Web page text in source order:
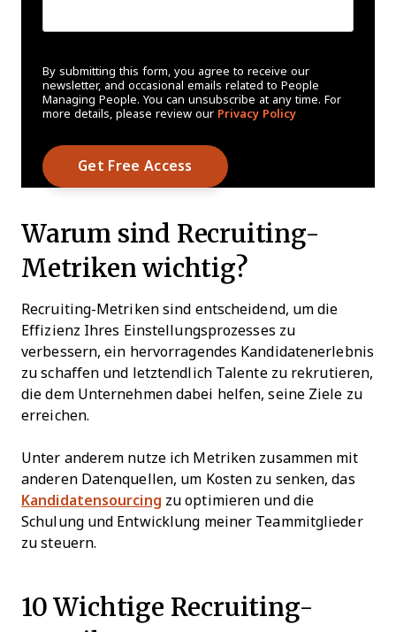
By submitting this form, you agree to receive our
newsletter, and occasional emails related to People
Managing People. You can unsubscribe at any time. For
more details, please review our Privacy Policy
Warum sind Recruiting-
Metriken wichtig?
Recruiting-Metriken sind entscheidend, um die
Effizienz Ihres Einstellungsprozesses zu
verbessern, ein hervorragendes Kandidatenerlebnis
zu schaffen und letztendlich Talente zu rekrutieren,
die dem Unternehmen dabei helfen, seine Ziele zu
erreichen.
Unter anderem nutze ich Metriken zusammen mit
anderen Datenquellen, um Kosten zu senken, das
Kandidatensourcing zu optimieren und die
Schulung und Entwicklung meiner Teammitglieder
zu steuern.
10 Wichtige Recruiting-